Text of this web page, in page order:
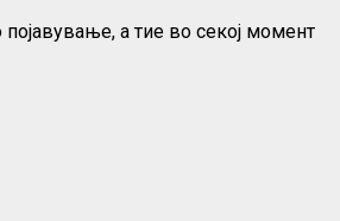
а тие во секој момент